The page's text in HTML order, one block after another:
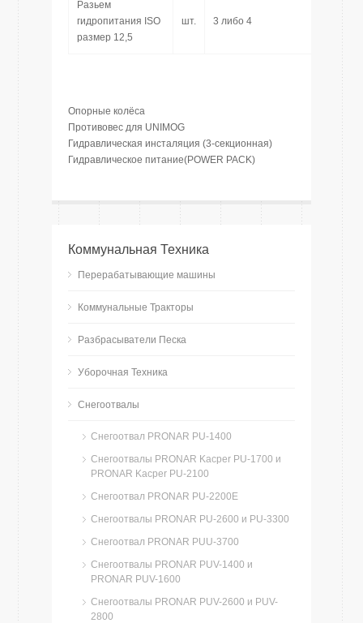
Разьем
гидропитания ISO
размер 12,5
шт. 3 либо 4
Опорные колёса
Противовес для UNIMOG
Гидравлическая инсталяция (3-секционная)
Гидравлическое питание(POWER PACK)
Коммунальная Техника
Перерабатывающие машины
Коммунальные Тракторы
Разбрасыватели Песка
Уборочная Техника
Снегоотвалы
Снегоотвал PRONAR PU-1400
Снегоотвалы PRONAR Kacper PU-1700 и
PRONAR Kacper PU-2100
Cнегоотвал PRONAR PU-2200E
Снегоотвалы PRONAR PU-2600 и PU-3300
Снегоотвал PRONAR PUU-3700
Снегоотвалы PRONAR PUV-1400 и
PRONAR PUV-1600
Снегоотвалы PRONAR PUV-2600 и PUV-
2800